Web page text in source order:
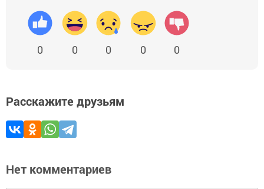
0 0 0 0 0
Расскажите друзьям
Нет комментариев